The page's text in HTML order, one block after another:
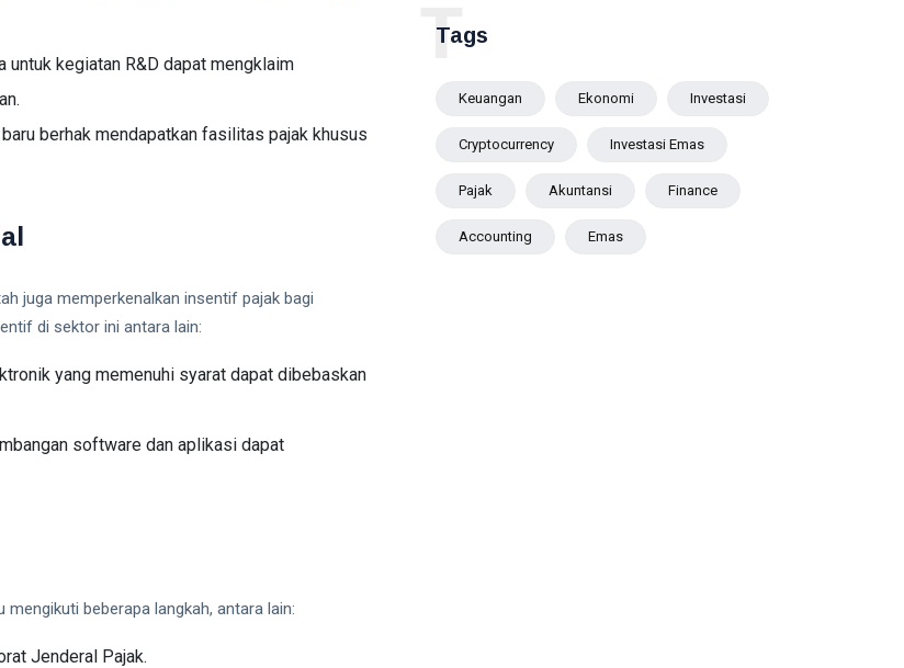
untuk kegiatan R&D dapat mengklaim
berhak mendapatkan fasilitas pajak khusus
juga memperkenalkan insentif pajak bagi
di sektor ini antara lain:
yang memenuhi syarat dapat dibebaskan
software dan aplikasi dapat
beberapa langkah, antara lain:
Jenderal Pajak.
Tags
T
Keuangan Ekonomi Investasi
Cryptocurrency Investasi Emas
Pajak Akuntansi Finance
Accounting Emas